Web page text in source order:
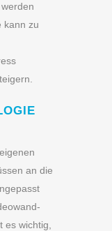
kann zu
an die
wichtig,